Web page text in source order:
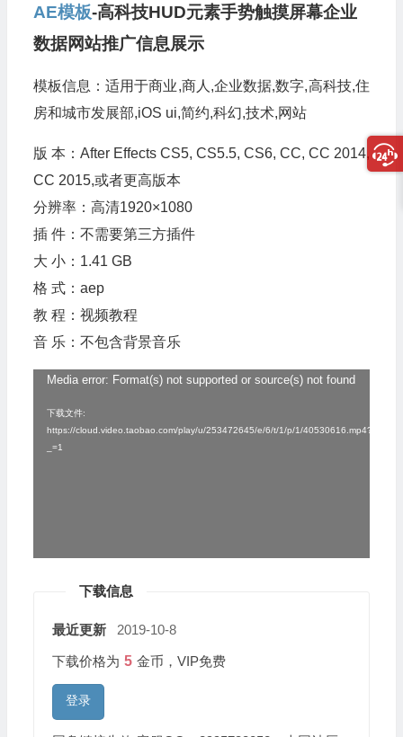
AE模板-高科技HUD元素手势触摸屏幕企业
数据网站推广信息展示
模板信息：适用于商业,商人,企业数据,数字,高科技,住
房和城市发展部,iOS ui,简约,科幻,技术,网站
版 本：After Effects CS5, CS5.5, CS6, CC, CC 2014,
CC 2015,或者更高版本
分辨率：高清1920×1080
插 件：不需要第三方插件
大 小：1.41 GB
格 式：aep
教 程：视频教程
音 乐：不包含背景音乐
Media error: Format(s) not supported or source(s) not found
下载文件:
https://cloud.video.taobao.com/play/u/253472645/e/6/t/1/p/1/40530616.mp4?
_=1
下载信息
最近更新 2019-10-8
下载价格为 5 金币，VIP免费
登录